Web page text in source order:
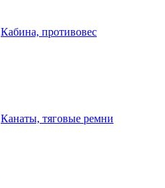
Кабина, противовес
Канаты, тяговые ремни